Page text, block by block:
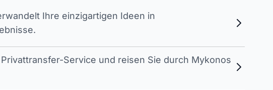
Ihre einzigartigen Ideen in
Service und reisen Sie durch Mykonos